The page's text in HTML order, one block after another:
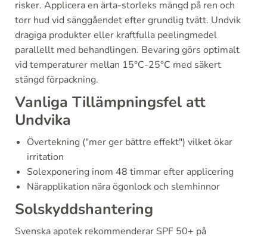
risker. Applicera en ärta-storleks mängd på ren och
torr hud vid sänggåendet efter grundlig tvätt. Undvik
dragiga produkter eller kraftfulla peelingmedel
parallellt med behandlingen. Bevaring görs optimalt
vid temperaturer mellan 15°C-25°C med säkert
stängd förpackning.
Vanliga Tillämpningsfel att
Undvika
Övertekning ("mer ger bättre effekt") vilket ökar
irritation
Solexponering inom 48 timmar efter applicering
Närapplikation nära ögonlock och slemhinnor
Solskyddshantering
Svenska apotek rekommenderar SPF 50+ på